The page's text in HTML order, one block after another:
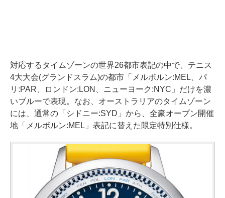
対応するタイムゾーンの世界26都市表記の中で、テニス
4大大会(グランドスラム)の都市「メルボルン:MEL、パ
リ:PAR、ロンドン:LON、ニューヨーク:NYC」だけを濃
いブルーで表現。なお、オーストラリアのタイムゾーン
には、通常の「シドニー:SYD」から、全豪オープン開催
地「メルボルン:MEL」表記に替えた限定特別仕様。